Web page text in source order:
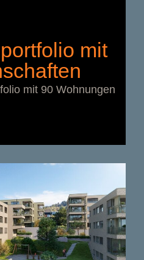
mit
mit 90 Wohnungen